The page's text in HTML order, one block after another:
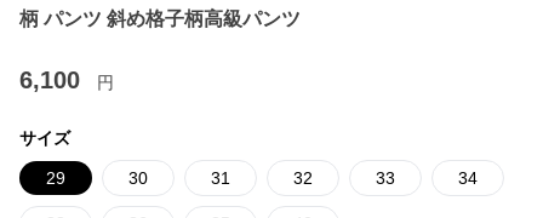
柄 パンツ 斜め格子柄高級パンツ
6,100 円
サイズ
29 30 31 32 33 34